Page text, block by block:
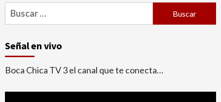
Buscar:
Señal en vivo
Boca Chica TV 3 el canal que te conecta…